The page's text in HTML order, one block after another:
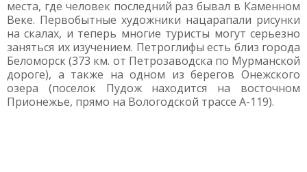
места, где человек последний раз бывал в Каменном
Веке. Первобытные художники нацарапали рисунки
на скалах, и теперь многие туристы могут серьезно
заняться их изучением. Петроглифы есть близ города
Беломорск (373 км. от Петрозаводска по Мурманской
дороге), а также на одном из берегов Онежского
озера (поселок Пудож находится на восточном
Прионежье, прямо на Вологодской трассе А-119).